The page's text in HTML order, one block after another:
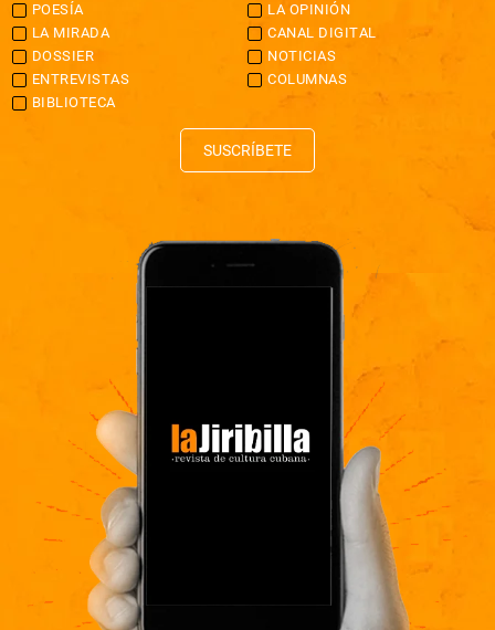
POESÍA
LA OPINIÓN
LA MIRADA
CANAL DIGITAL
DOSSIER
NOTICIAS
ENTREVISTAS
COLUMNAS
BIBLIOTECA
SUSCRÍBETE